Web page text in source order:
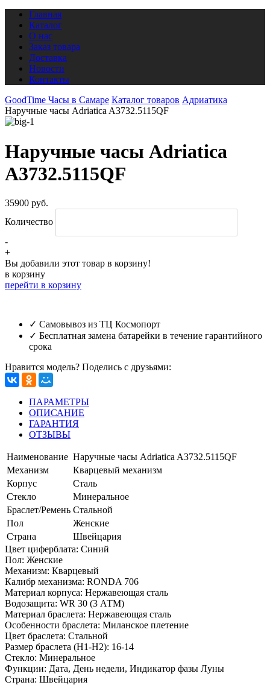
Главная
Каталог
О нас
Заказ товара
Доставка
Новости
Контакты
GoodTime Часы в Самаре Каталог товаров Адриатика
Наручные часы Adriatica A3732.5115QF
Наручные часы Adriatica
A3732.5115QF
35900 руб.
Количество
-
+
Вы добавили этот товар в корзину!
в корзину
перейти в корзину
✓ Самовывоз из ТЦ Космопорт
✓ Бесплатная замена батарейки в течение гарантийного
срока
Нравится модель? Поделись с друзьями:
ПАРАМЕТРЫ
ОПИСАНИЕ
ГАРАНТИЯ
ОТЗЫВЫ
Наименование Наручные часы Adriatica A3732.5115QF
Механизм
Кварцевый механизм
Корпус
Сталь
Стекло
Минеральное
Браслет/Ремень Стальной
Пол
Женские
Страна
Швейцария
Цвет циферблата: Синий
Пол: Женские
Механизм: Кварцевый
Калибр механизма: RONDA 706
Материал корпуса: Нержавеющая сталь
Водозащита: WR 30 (3 АТМ)
Материал браслета: Нержавеющая сталь
Особенности браслета: Миланское плетение
Цвет браслета: Стальной
Размер браслета (H1-H2): 16-14
Стекло: Минеральное
Функции: Дата, День недели, Индикатор фазы Луны
Страна: Швейцария